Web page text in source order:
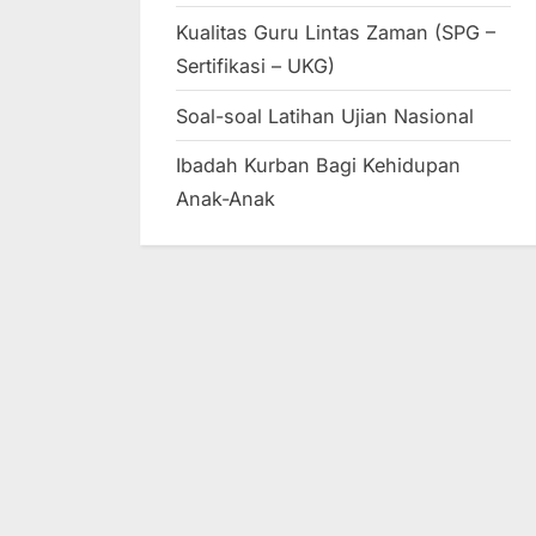
Kualitas Guru Lintas Zaman (SPG –
Sertifikasi – UKG)
Soal-soal Latihan Ujian Nasional
Ibadah Kurban Bagi Kehidupan
Anak-Anak